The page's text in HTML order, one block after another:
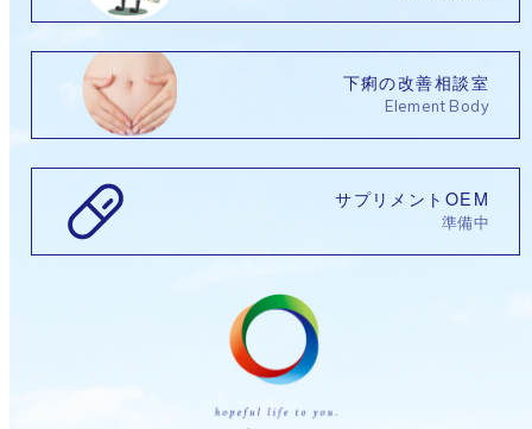
下痢の改善相談室
Element Body
サプリメントOEM
準備中